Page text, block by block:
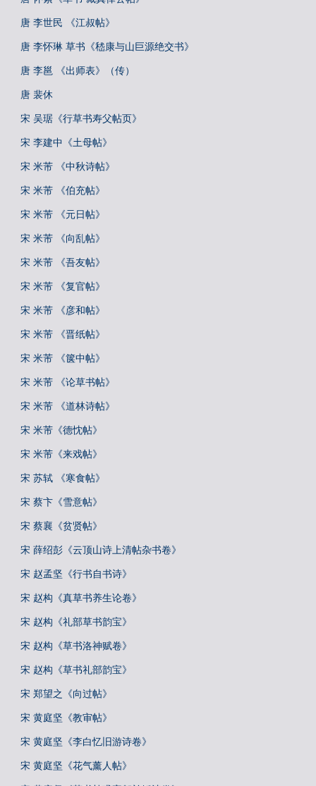
唐 李世民 《江叔帖》
唐 李怀琳 草书《嵇康与山巨源绝交书》
唐 李邕 《出师表》（传）
唐 裴休
宋 吴琚《行草书寿父帖页》
宋 李建中《土母帖》
宋 米芾 《中秋诗帖》
宋 米芾 《伯充帖》
宋 米芾 《元日帖》
宋 米芾 《向乱帖》
宋 米芾 《吾友帖》
宋 米芾 《复官帖》
宋 米芾 《彦和帖》
宋 米芾 《晋纸帖》
宋 米芾 《箧中帖》
宋 米芾 《论草书帖》
宋 米芾 《道林诗帖》
宋 米芾《德忱帖》
宋 米芾《来戏帖》
宋 苏轼 《寒食帖》
宋 蔡卞《雪意帖》
宋 蔡襄《贫贤帖》
宋 薛绍彭《云顶山诗上清帖杂书卷》
宋 赵孟坚《行书自书诗》
宋 赵构《真草书养生论卷》
宋 赵构《礼部草书韵宝》
宋 赵构《草书洛神赋卷》
宋 赵构《草书礼部韵宝》
宋 郑望之《向过帖》
宋 黄庭坚《教审帖》
宋 黄庭坚《李白忆旧游诗卷》
宋 黄庭坚《花气薰人帖》